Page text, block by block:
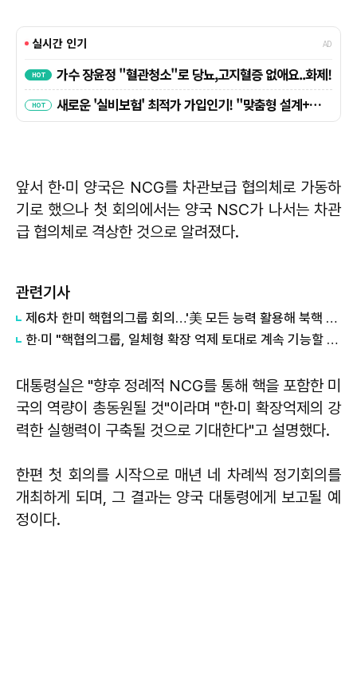
앞서 한·미 양국은 NCG를 차관보급 협의체로 가동하
기로 했으나 첫 회의에서는 양국 NSC가 나서는 차관
급 협의체로 격상한 것으로 알려졌다.
관련기사
제6차 한미 핵협의그룹 회의…'美 모든 능력 활용해 북핵 억제'
한·미 "핵협의그룹, 일체형 확장 억제 토대로 계속 기능할 것"
대통령실은 "향후 정례적 NCG를 통해 핵을 포함한 미
국의 역량이 총동원될 것"이라며 "한·미 확장억제의 강
력한 실행력이 구축될 것으로 기대한다"고 설명했다.
한편 첫 회의를 시작으로 매년 네 차례씩 정기회의를
개최하게 되며, 그 결과는 양국 대통령에게 보고될 예
정이다.